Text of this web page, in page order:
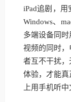
iPad追剧，用
Windows、
多端设备同
视频的同时
者互不干扰
体验，才能
上用手机听